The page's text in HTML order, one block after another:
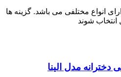
انواع مختلفی می باشد. گزینه ها
شوند